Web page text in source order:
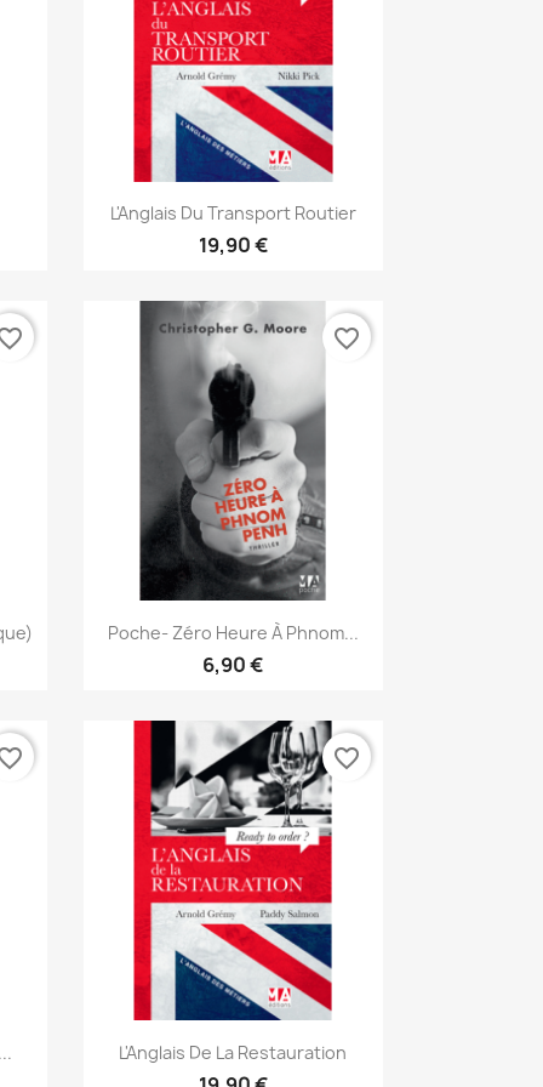
 Aperçu rapide
L'Anglais Du Transport Routier
19,90 €
Aperçu rapide
Poche- Zéro Heure À Phnom...
6,90 €
favorite_border
Aperçu rapide
L'Anglais De La Restauration
favorite_border